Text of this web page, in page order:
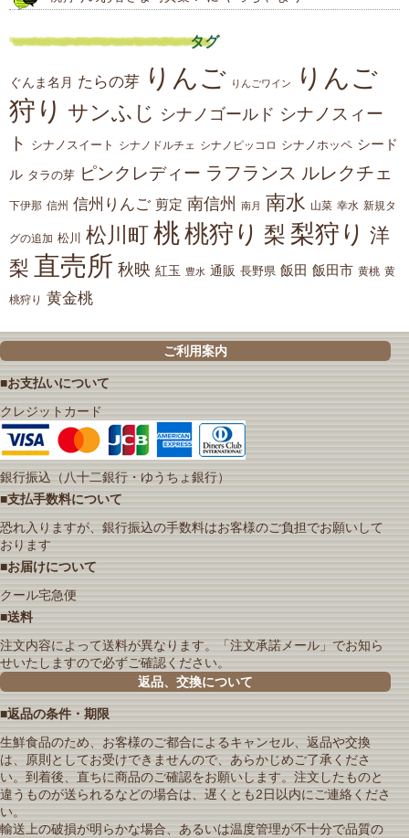
タグ
ぐんま名月 たらの芽 りんご りんごワイン
りんご
狩り サンふじ シナノゴールド シナノスィー
ト
シナノスイート シナノドルチェ シナノピッコロ シナノホッペ シード
ル タラの芽 ピンクレディー ラフランス ルレクチェ
下伊那 信州 信州りんご 剪定 南信州 南月 南水 山菜 幸水 新規タ
グの追加 松川 松川町 桃桃狩り 梨 梨狩り 洋
梨 直売所 秋映 紅玉 豊水 通販 長野県 飯田 飯田市 黄桃 黄
桃狩り 黄金桃
ご利用案内
■お支払いについて
クレジットカード
銀行振込（八十二銀行・ゆうちょ銀行）
■支払手数料について
恐れ入りますが、銀行振込の手数料はお客様のご負担でお願いして
おります
■お届けについて
クール宅急便
■送料
注文内容によって送料が異なります。「注文承諾メール」でお知ら
せいたしますので必ずご確認ください。
返品、交換について
■返品の条件・期限
生鮮食品のため、お客様のご都合によるキャンセル、返品や交換
は、原則としてお受けできませんので、あらかじめご了承くださ
い。到着後、直ちに商品のご確認をお願いします。注文したものと
違うものが送られるなどの場合は、遅くとも2日以内にご連絡くださ
い。
輸送上の破損が明らかな場合、あるいは温度管理が不十分で品質の